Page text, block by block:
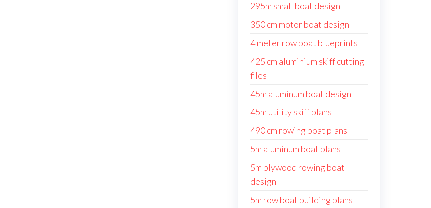
295m small boat design
350 cm motor boat design
4 meter row boat blueprints
425 cm aluminium skiff cutting
files
45m aluminum boat design
45m utility skiff plans
490 cm rowing boat plans
5m aluminum boat plans
5m plywood rowing boat
design
5m row boat building plans